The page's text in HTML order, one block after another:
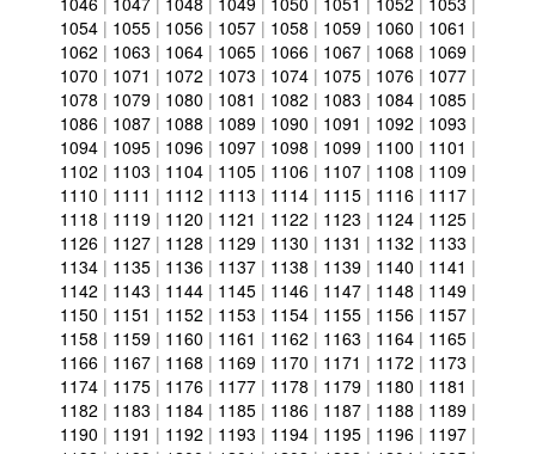
1054 | 1055 | 1056 | 1057 | 1058 | 1059 | 1060 | 1061 |
1062 | 1063 | 1064 | 1065 | 1066 | 1067 | 1068 | 1069 |
1070 | 1071 | 1072 | 1073 | 1074 | 1075 | 1076 | 1077 |
1078 | 1079 | 1080 | 1081 | 1082 | 1083 | 1084 | 1085 |
1086 | 1087 | 1088 | 1089 | 1090 | 1091 | 1092 | 1093 |
1094 | 1095 | 1096 | 1097 | 1098 | 1099 | 1100 | 1101 |
1102 | 1103 | 1104 | 1105 | 1106 | 1107 | 1108 | 1109 |
1110 | 1111 | 1112 | 1113 | 1114 | 1115 | 1116 | 1117 |
1118 | 1119 | 1120 | 1121 | 1122 | 1123 | 1124 | 1125 |
1126 | 1127 | 1128 | 1129 | 1130 | 1131 | 1132 | 1133 |
1134 | 1135 | 1136 | 1137 | 1138 | 1139 | 1140 | 1141 |
1142 | 1143 | 1144 | 1145 | 1146 | 1147 | 1148 | 1149 |
1150 | 1151 | 1152 | 1153 | 1154 | 1155 | 1156 | 1157 |
1158 | 1159 | 1160 | 1161 | 1162 | 1163 | 1164 | 1165 |
1166 | 1167 | 1168 | 1169 | 1170 | 1171 | 1172 | 1173 |
1174 | 1175 | 1176 | 1177 | 1178 | 1179 | 1180 | 1181 |
1182 | 1183 | 1184 | 1185 | 1186 | 1187 | 1188 | 1189 |
1190 | 1191 | 1192 | 1193 | 1194 | 1195 | 1196 | 1197 |